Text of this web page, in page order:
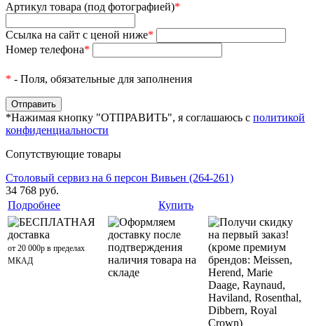
Артикул товара (под фотографией)*
Ссылка на сайт с ценой ниже*
Номер телефона*
* - Поля, обязательные для заполнения
*Нажимая кнопку "ОТПРАВИТЬ", я соглашаюсь с политикой
конфиденциальности
Сопутствующие товары
Столовый сервиз на 6 персон Вивьен (264-261)
34 768 руб.
Подробнее
Купить
БЕСПЛАТНАЯ
доставка
от 20 000р в пределах
МКАД
Оформляем
доставку после
подтверждения
наличия товара на
складе
Получи скидку
на первый заказ!
(кроме премиум
брендов: Meissen,
Herend, Marie
Daage, Raynaud,
Haviland, Rosenthal,
Dibbern, Royal
Crown)